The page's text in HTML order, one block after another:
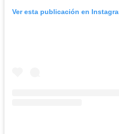
Ver esta publicación en